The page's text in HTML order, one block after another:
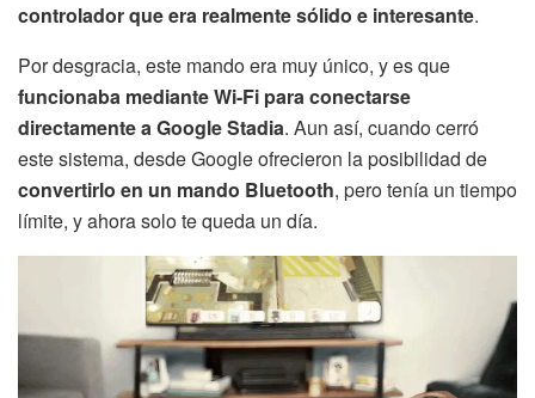
controlador que era realmente sólido e interesante.
Por desgracia, este mando era muy único, y es que
funcionaba mediante Wi-Fi para conectarse
directamente a Google Stadia. Aun así, cuando cerró
este sistema, desde Google ofrecieron la posibilidad de
convertirlo en un mando Bluetooth, pero tenía un tiempo
límite, y ahora solo te queda un día.